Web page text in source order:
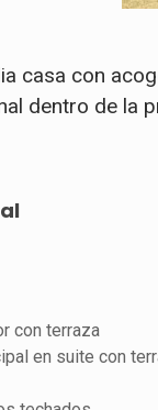
casa con
dentro de la
con terraza
en suite con